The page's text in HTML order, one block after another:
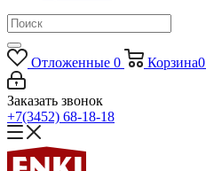
Отложенные 0 Корзина0
Заказать звонок
+7(3452) 68-18-18